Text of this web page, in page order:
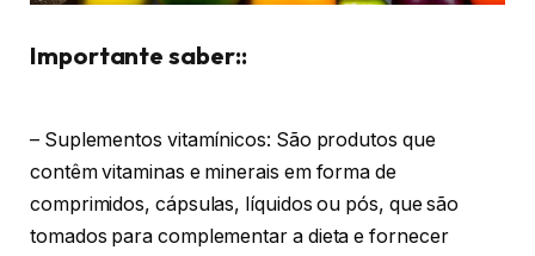
Importante saber::
– Suplementos vitamínicos: São produtos que
contêm vitaminas e minerais em forma de
comprimidos, cápsulas, líquidos ou pós, que são
tomados para complementar a dieta e fornecer